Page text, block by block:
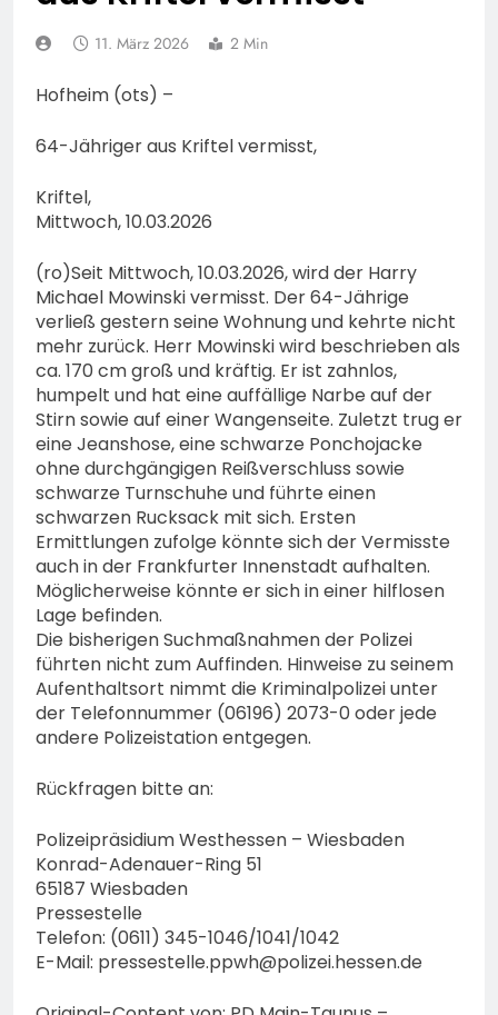
verursacht
7. August 2026
Anmeldung erforderlich
Vermisstensuche: Polizei
bittet um Hinweise zum
Aufenthalt von Ricardo
Zaragoza Gonzalez
7. August 2026
POL-OH: Fahndung nach
vermisstem Michael S.
aus Rotenburg a.d. Fulda
7. August 2026
HZA-F: Frankfurter
Finanzkontrolle
Schwarzarbeit führt an
drei Tagen Kontrollen im
Gastro- und
Sicherheitsgewerbe durch
7. August 2026
POL-OH: 25 Jahre
Polizeipräsidium
Osthessen Jubiläumsfest
am Samstag, 15. August
(11-18 Uhr)- Bürgerinnen
und Bürger erhalten
Polizeiarbeit
7. August 2026
11. März 2026 2 Min
Hofheim (ots) –
64-Jähriger aus Kriftel vermisst,
Kriftel,
Mittwoch, 10.03.2026
(ro)Seit Mittwoch, 10.03.2026, wird der Harry
Michael Mowinski vermisst. Der 64-Jährige
verließ gestern seine Wohnung und kehrte nicht
mehr zurück. Herr Mowinski wird beschrieben als
ca. 170 cm groß und kräftig. Er ist zahnlos,
humpelt und hat eine auffällige Narbe auf der
Stirn sowie auf einer Wangenseite. Zuletzt trug er
eine Jeanshose, eine schwarze Ponchojacke
ohne durchgängigen Reißverschluss sowie
schwarze Turnschuhe und führte einen
schwarzen Rucksack mit sich. Ersten
Ermittlungen zufolge könnte sich der Vermisste
auch in der Frankfurter Innenstadt aufhalten.
Möglicherweise könnte er sich in einer hilflosen
Lage befinden.
Die bisherigen Suchmaßnahmen der Polizei
führten nicht zum Auffinden. Hinweise zu seinem
Aufenthaltsort nimmt die Kriminalpolizei unter
der Telefonnummer (06196) 2073-0 oder jede
andere Polizeistation entgegen.
Rückfragen bitte an:
Polizeipräsidium Westhessen – Wiesbaden
Konrad-Adenauer-Ring 51
65187 Wiesbaden
Pressestelle
Telefon: (0611) 345-1046/1041/1042
E-Mail: pressestelle.ppwh@polizei.hessen.de